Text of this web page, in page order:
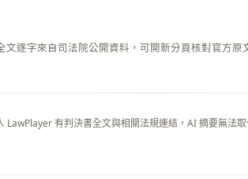
文逐字來自司法院公開資料，可開新分頁核對官方原
LawPlayer 有判決書全文與相關法規連結，AI 摘要無法